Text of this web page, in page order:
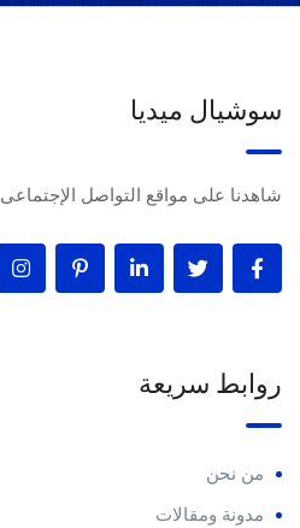
سوشيال ميديا
شاهدنا على مواقع التواصل الإجتماعى
روابط سريعة
من نحن
مدونة ومقالات